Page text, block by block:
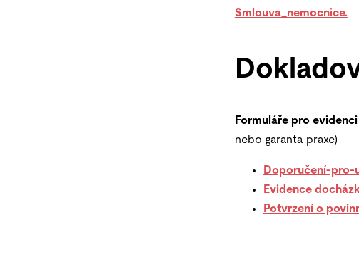
Smlouva_nemocnice.
Formuláře pro
nebo garanta praxe)
Doporučení-pro-
Evidence
Potvrzení o